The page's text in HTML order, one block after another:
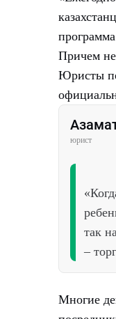
Причем
Юристы
юрист
так
–
Многие